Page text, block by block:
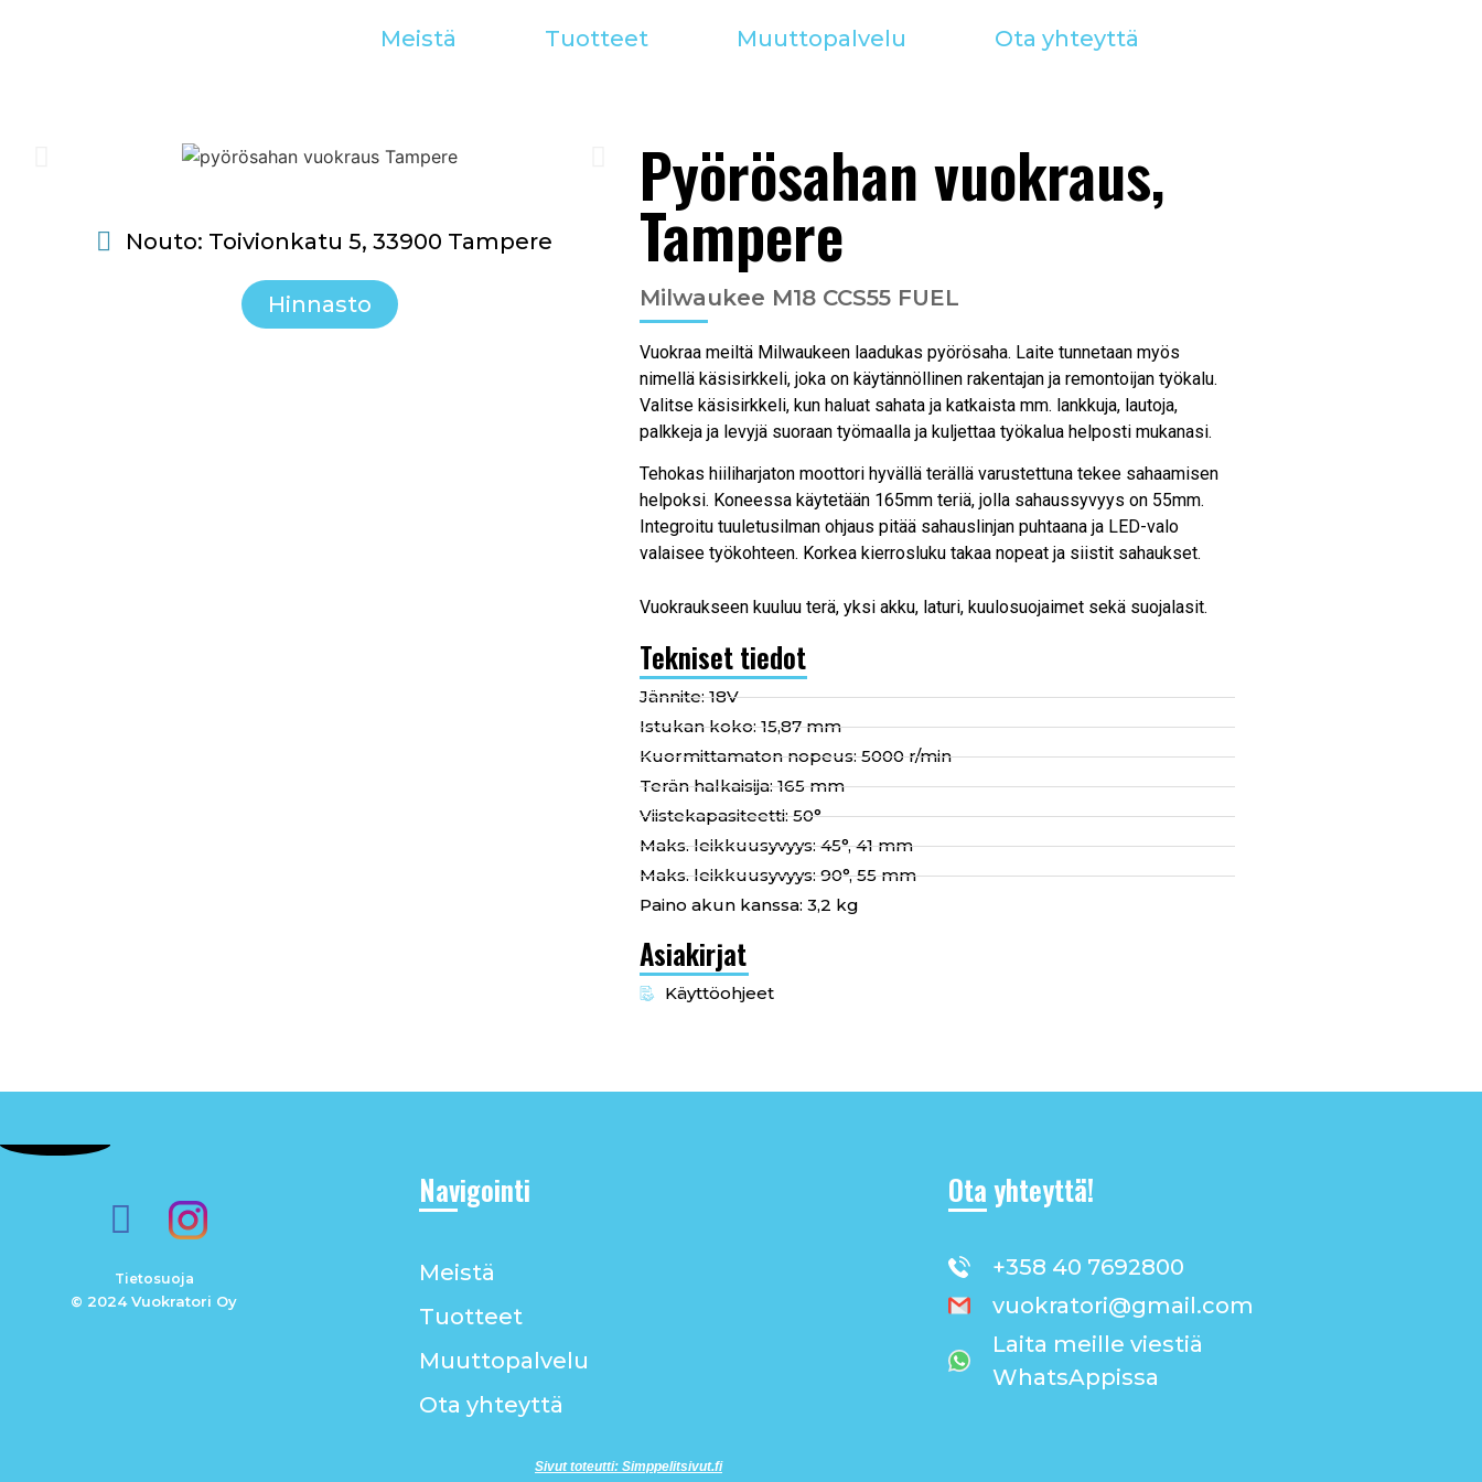
Meistä Tuotteet Muuttopalvelu Ota yhteyttä
Nouto: Toivionkatu 5, 33900 Tampere
Hinnasto
Pyörösahan vuokraus,
Tampere
Milwaukee M18 CCS55 FUEL
Vuokraa meiltä Milwaukeen laadukas pyörösaha. Laite tunnetaan myös
nimellä käsisirkkeli, joka on käytännöllinen rakentajan ja remontoijan työkalu.
Valitse käsisirkkeli, kun haluat sahata ja katkaista mm. lankkuja, lautoja,
palkkeja ja levyjä suoraan työmaalla ja kuljettaa työkalua helposti mukanasi.
Tehokas hiiliharjaton moottori hyvällä terällä varustettuna tekee sahaamisen
helpoksi. Koneessa käytetään 165mm teriä, jolla sahaussyvyys on 55mm.
Integroitu tuuletusilman ohjaus pitää sahauslinjan puhtaana ja LED-valo
valaisee työkohteen. Korkea kierrosluku takaa nopeat ja siistit sahaukset.
Vuokraukseen kuuluu terä, yksi akku, laturi, kuulosuojaimet sekä suojalasit.
Tekniset tiedot
Jännite: 18V
Istukan koko: 15,87 mm
Kuormittamaton nopeus: 5000 r/min
Terän halkaisija: 165 mm
Viistekapasiteetti: 50°
Maks. leikkuusyvyys: 45°, 41 mm
Maks. leikkuusyvyys: 90°, 55 mm
Paino akun kanssa: 3,2 kg
Asiakirjat
Käyttöohjeet
Tietosuoja
© 2024 Vuokratori Oy
Navigointi
Meistä
Tuotteet
Muuttopalvelu
Ota yhteyttä
Ota yhteyttä!
+358 40 7692800
vuokratori@gmail.com
Laita meille viestiä
WhatsAppissa
Sivut toteutti: Simppelitsivut.fi